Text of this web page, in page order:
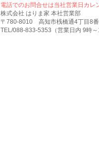
電話でのお問合せは当社営業日カレ
株式会社 はりま家 本社営業部
〒780-8010 高知市桟橋通4丁目8
TEL/088-833-5353（営業日内 9時